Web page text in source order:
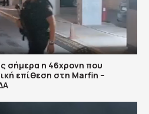
σήμερα η 46χρονη που
επίθεση στη Marfin –